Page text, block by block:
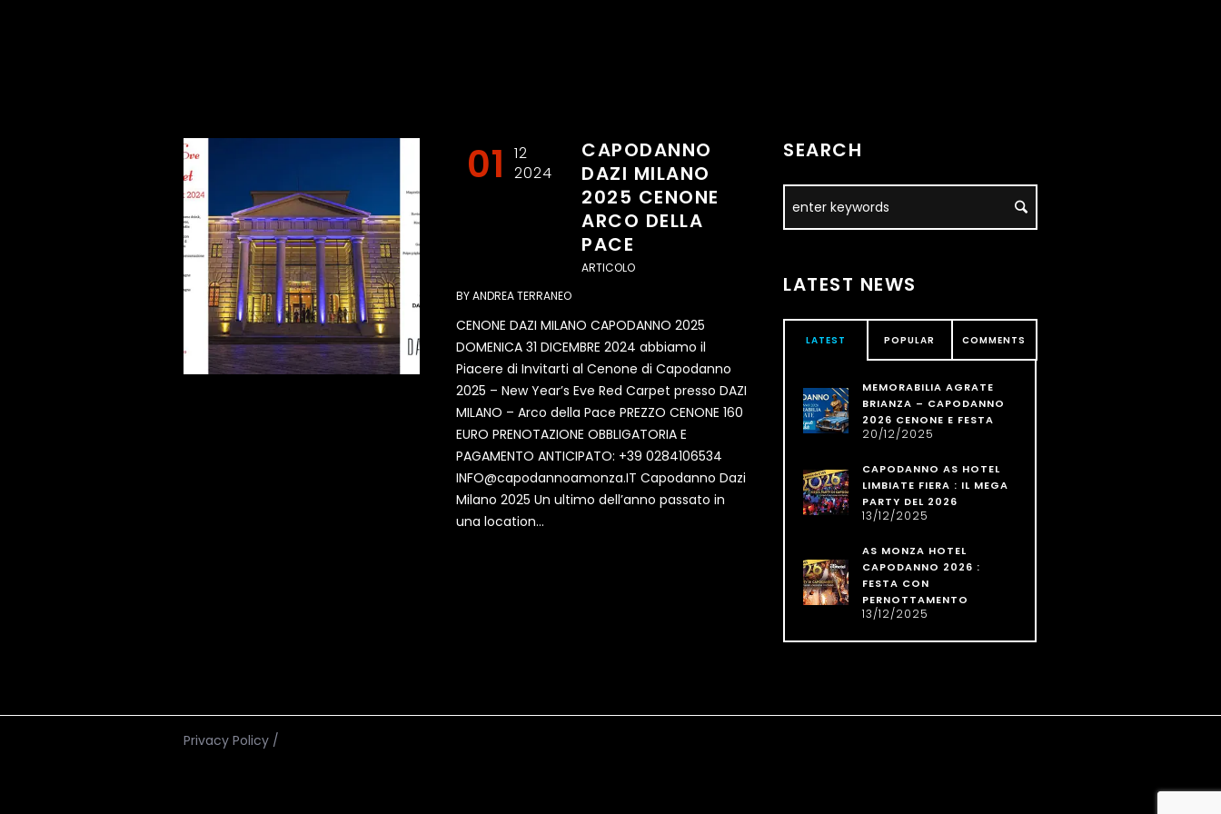
01
12
2024
CAPODANNO
DAZI MILANO
2025 CENONE
ARCO DELLA
PACE
ARTICOLO
BYANDREA TERRANEO
CENONE DAZI MILANO CAPODANNO 2025
DOMENICA 31 DICEMBRE 2024 abbiamo il
Piacere di Invitarti al Cenone di Capodanno
2025 – New Year’s Eve Red Carpet presso DAZI
MILANO – Arco della Pace PREZZO CENONE 160
EURO PRENOTAZIONE OBBLIGATORIA E
PAGAMENTO ANTICIPATO: +39 0284106534
INFO@capodannoamonza.IT Capodanno Dazi
Milano 2025 Un ultimo dell’anno passato in
una location...
SEARCH
LATEST NEWS
LATEST POPULAR COMMENTS
MEMORABILIA AGRATE
BRIANZA – CAPODANNO
2026 CENONE E FESTA
20/12/2025
CAPODANNO AS HOTEL
LIMBIATE FIERA : IL MEGA
PARTY DEL 2026
13/12/2025
AS MONZA HOTEL
CAPODANNO 2026 :
FESTA CON
PERNOTTAMENTO
13/12/2025
Privacy Policy /